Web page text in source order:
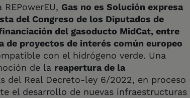
Gas no es Solución expresa
del Congreso de los Diputados de
del gasoducto MidCat, entre
proyectos de interés común europeo
con el hidrógeno verde. Una
de la reapertura de la
del Real Decreto-ley 6/2022, en proceso
el desarrollo de nuevas infraestructuras